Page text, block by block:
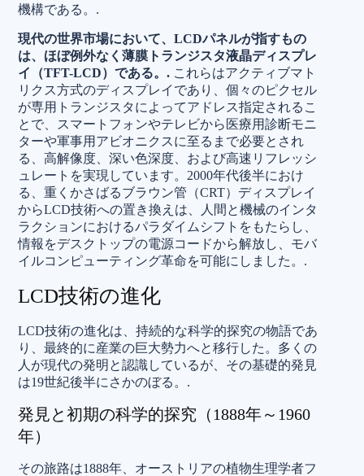
機構である。.
現代の世界市場において、LCDパネルが指すもの
は、ほぼ例外なく薄膜トランジスタ液晶ディスプレ
イ（TFT-LCD）である。. これらはアクティブマト
リクス方式のディスプレイであり、個々のピクセル
が専用トランジスタによってアドレス指定されるこ
とで、スマートフォンやテレビから医療用診断モニ
ターや軍事用アビオニクスに至るまで必要とされ
る、高解像度、深い色深度、および高速リフレッシ
ュレートを実現しています。2000年代後半におけ
る、重くかさばるブラウン管（CRT）ディスプレイ
からLCD技術への置き換えは、人間と機械のインタ
ラクションにおけるパラダイムシフトをもたらし、
情報をデスクトップの電源コードから解放し、モバ
イルコンピューティング革命を可能にしました。.
LCD技術の進化
LCD技術の進化は、持続的な科学的探究の物語であ
り、最終的に産業の巨大勢力へと移行した。多くの
人が現代の発明と認識しているが、その基礎的発見
は19世紀後半にさかのぼる。.
発見と初期の科学的探究（1888年～1960
年）
その旅路は1888年、オーストリアの植物生理学者フ